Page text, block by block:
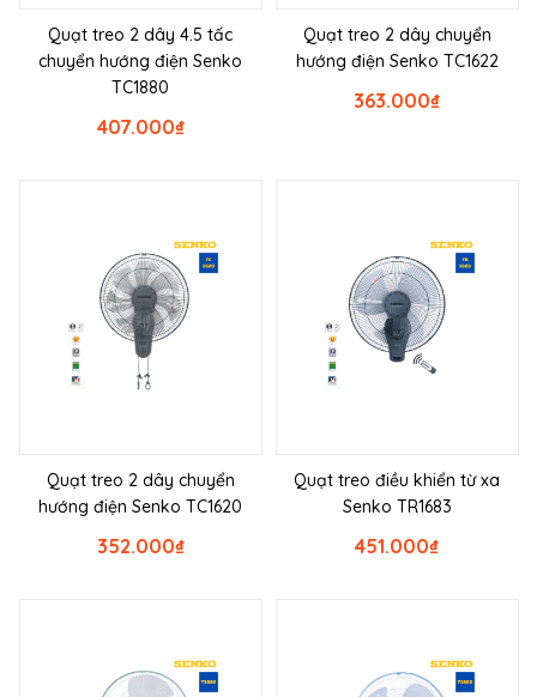
Quạt treo 2 dây 4.5 tấc
chuyển hướng điện Senko
TC1880
₫
407.000
Quạt treo 2 dây chuyển
hướng điện Senko TC1622
₫
363.000
Quạt treo 2 dây chuyển
hướng điện Senko TC1620
₫
352.000
Quạt treo điều khiển từ xa
Senko TR1683
₫
451.000